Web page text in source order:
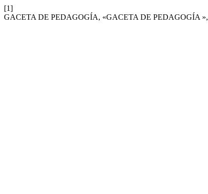
[1]
GACETA DE PEDAGOGÍA, «GACETA DE PEDAGOGÍA »,